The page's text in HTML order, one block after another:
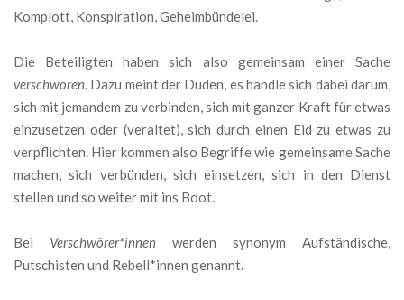
Komplott, Konspiration, Geheimbündelei.
Die Beteiligten haben sich also gemeinsam einer Sache
verschworen. Dazu meint der Duden, es handle sich dabei darum,
sich mit jemandem zu verbinden, sich mit ganzer Kraft für etwas
einzusetzen oder (veraltet), sich durch einen Eid zu etwas zu
verpflichten. Hier kommen also Begriffe wie gemeinsame Sache
machen, sich verbünden, sich einsetzen, sich in den Dienst
stellen und so weiter mit ins Boot.
Bei Verschwörer*innen werden synonym Aufständische,
Putschisten und Rebell*innen genannt.